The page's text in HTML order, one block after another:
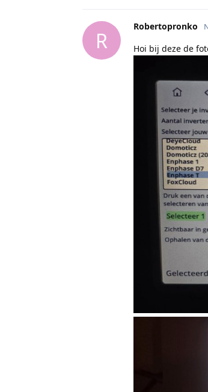
R
Robertopronko
Hoi bij deze de